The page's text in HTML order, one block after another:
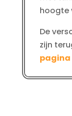
hoogte
De
zijn
pagina